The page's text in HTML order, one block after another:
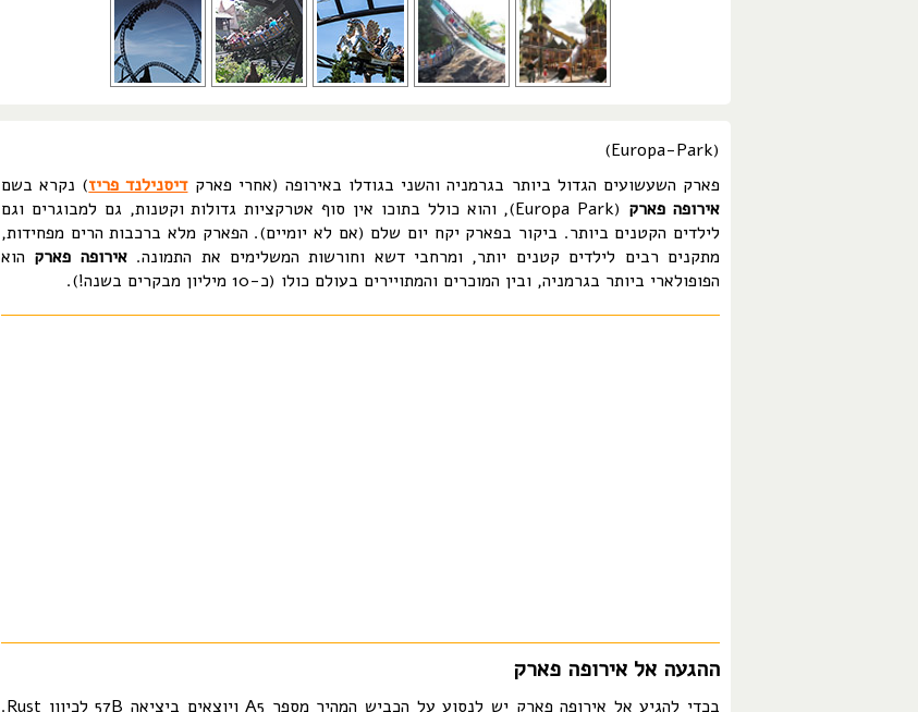
(Europa-Park)
פארק השעשועים הגדול ביותר בגרמניה והשני בגודלו באירופה (אחרי פארקדיסנילנד פריז) נקרא בשם
אירופה פארק
(Europa Park), והוא כולל בתוכו אין סוף אטרקציות גדולות וקטנות, גם למבוגרים וגם
לילדים הקטנים ביותר. ביקור בפארק יקח יום שלם (אם לא יומיים). הפארק מלא ברכבות הרים מפחידות,
מתקנים רבים לילדים קטנים יותר, ומרחבי דשא וחורשות המשלימים את התמונה.אירופה פארק הוא
הפופולארי ביותר בגרמניה, ובין המוכרים והמתויירים בעולם כולו (כ-10 מיליון מבקרים בשנה!).
ההגעה אל אירופה פארק
בכדי להגיע אל אירופה פארק יש לנסוע על הכביש המהיר מספר A5 ויוצאים ביציאה 57B לכיוון Rust.